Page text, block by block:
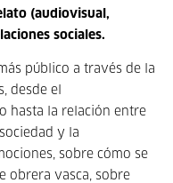
(audiovisual,
sociales.
público a través de la
desde el
hasta la relación entre
y la
sobre cómo se
obrera vasca, sobre